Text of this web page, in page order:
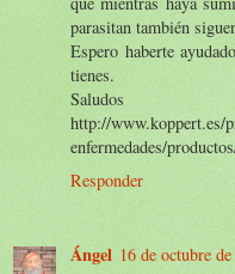
parasitan también
Espero haberte
tienes.
Saludos
http://www.koppert.es/
enfermedades/
Responder
Ángel 16 de octubre